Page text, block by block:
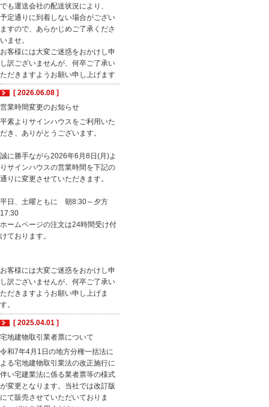
でも運送会社の配送状況により、
予定通りに到着しない場合がござい
ますので、あらかじめご了承くださ
いませ。
お客様には大変ご迷惑をおかけし申
し訳ございませんが、何卒ご了承い
ただきますようお願い申し上げます
[ 2026.06.08 ]
営業時間変更のお知らせ
平素よりサインハウスをご利用いた
だき、ありがとうございます。
誠に勝手ながら2026年6月8日(月)よ
りサインハウスの営業時間を下記の
通りに変更させていただきます。
平日、土曜ともに 朝8:30～夕方
17:30
ホームページの注文は24時間受け付
けております。
お客様には大変ご迷惑をおかけし申
し訳ございませんが、何卒ご了承い
ただきますようお願い申し上げま
す。
[ 2025.04.01 ]
宅地建物取引業者票について
令和7年4月1日の地方分権一括法に
よる宅地建物取引業法の改正施行に
伴い宅建業法に係る業者票等の様式
が変更となります。当社では改訂版
にて販売させていただいておりま